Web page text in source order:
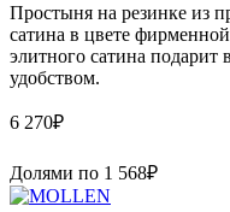
Простыня на резинке из
сатина в цвете
элитного сатина подарит
удобством.
6 270₽
Долями по 1 568₽